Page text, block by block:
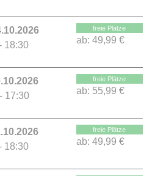
18:30
freie Plätze
ab: 49,99 €
17:30
freie Plätze
ab: 55,99 €
18:30
freie Plätze
ab: 49,99 €